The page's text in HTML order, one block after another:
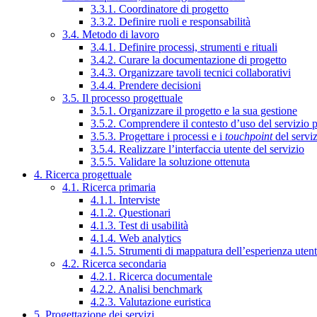
3.3.1. Coordinatore di progetto
3.3.2. Definire ruoli e responsabilità
3.4. Metodo di lavoro
3.4.1. Definire processi, strumenti e rituali
3.4.2. Curare la documentazione di progetto
3.4.3. Organizzare tavoli tecnici collaborativi
3.4.4. Prendere decisioni
3.5. Il processo progettuale
3.5.1. Organizzare il progetto e la sua gestione
3.5.2. Comprendere il contesto d’uso del servizio
3.5.3. Progettare i processi e i touchpointdel
3.5.4. Realizzare l’interfaccia utente del servizio
3.5.5. Validare la soluzione ottenuta
4. Ricerca progettuale
4.1. Ricerca primaria
4.1.1. Interviste
4.1.2. Questionari
4.1.3. Test di usabilità
4.1.4. Web analytics
4.1.5. Strumenti di mappatura dell’esperienza
4.2. Ricerca secondaria
4.2.1. Ricerca documentale
4.2.2. Analisi benchmark
4.2.3. Valutazione euristica
5. Progettazione dei servizi